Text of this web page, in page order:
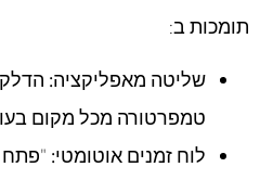
תומכות ב:
שליטה מאפליקציה:
טמפרטורה מכל מקום
לוח זמנים אוטומטי: